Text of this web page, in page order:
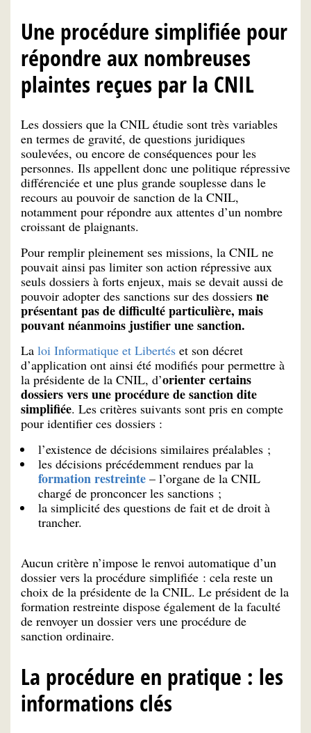
Une procédure simplifiée pour
répondre aux nombreuses
plaintes reçues par la CNIL
Les dossiers que la CNIL étudie sont très variables
en termes de gravité, de questions juridiques
soulevées, ou encore de conséquences pour les
personnes. Ils appellent donc une politique répressive
différenciée et une plus grande souplesse dans le
recours au pouvoir de sanction de la CNIL,
notamment pour répondre aux attentes d’un nombre
croissant de plaignants.
Pour remplir pleinement ses missions, la CNIL ne
pouvait ainsi pas limiter son action répressive aux
seuls dossiers à forts enjeux, mais se devait aussi de
pouvoir adopter des sanctions sur des dossiers ne
présentant pas de difficulté particulière, mais
pouvant néanmoins justifier une sanction.
La loi Informatique et Libertés et son décret
d’application ont ainsi été modifiés pour permettre à
la présidente de la CNIL, d’orientercertains
dossiers vers une procédure de sanction dite
simplifiée. Les critères suivants sont pris en compte
pour identifier ces dossiers :
l’existence de décisions similaires préalables ;
les décisions précédemment rendues par la
formation restreinte – l’organe de la CNIL
chargé de pronconcer les sanctions ;
la simplicité des questions de fait et de droit à
trancher.
Aucun critère n’impose le renvoi automatique d’un
dossier vers la procédure simplifiée : cela reste un
choix de la présidente de la CNIL. Le président de la
formation restreinte dispose également de la faculté
de renvoyer un dossier vers une procédure de
sanction ordinaire.
La procédure en pratique : les
informations clés